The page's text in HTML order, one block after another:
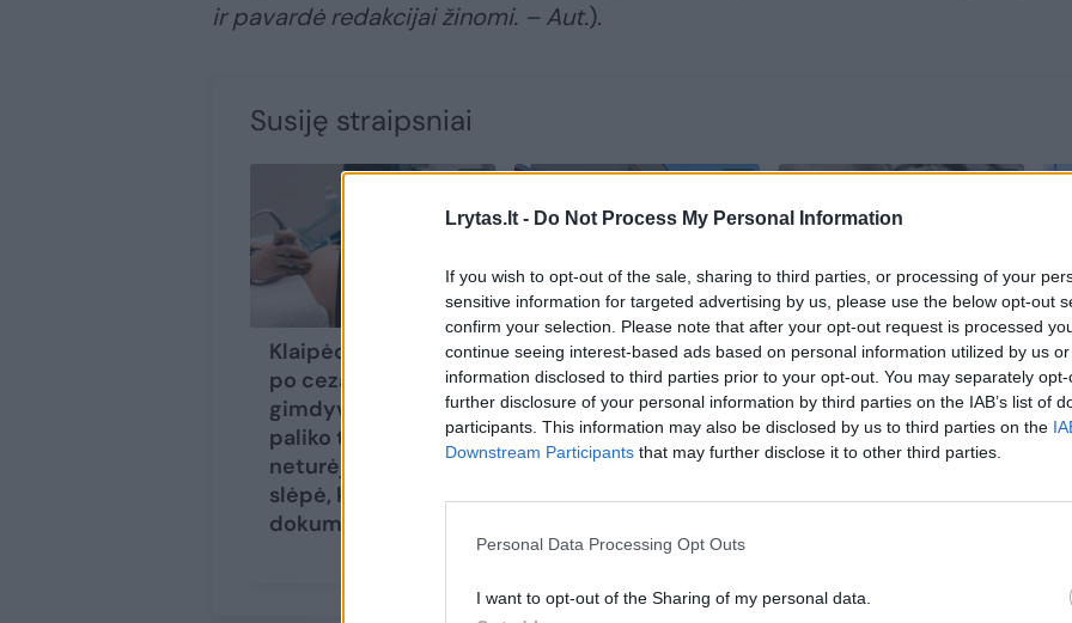
Lrytas.lt - Do Not Process My Personal Information
If you wish to opt-out of the sale, sharing to third parties, or processing of your
sensitive information for targeted advertising by us, please use the below opt-out
confirm your selection. Please note that after your opt-out request is processed
continue seeing interest-based ads based on personal information utilized by us
information disclosed to third parties prior to your opt-out. You may separately
further disclosure of your personal information by third parties on the IAB’s list of
participants. This information may also be disclosed by us to third parties on the
Downstream Participants that may further disclose it to other third parties.
Personal Data Processing Opt Outs
I want to opt-out of the Sharing of my personal data.
ir pavardė redakcijai žinomi. – Aut.).
Susiję straipsniai
Klaipėdoje medikės
po cezario pjūvio
gimdyvės pilve
paliko tai, ko
neturėjo: klaidą
slėpė, klastojo
dokumentus
Vos pažvelgus į
veidrodį, šiauliečiui
kūnas nuėjo
pagaugais, bet
medikai jį priimti
atsisakė
Mažametį sūnų
praradusi šeima
duoda į teismą
Santaros klinikas:
„Visi sėdi po šluota
pasislėpę, o vaiko